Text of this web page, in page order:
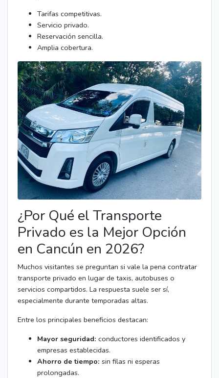
Tarifas competitivas.
Servicio privado.
Reservación sencilla.
Amplia cobertura.
¿Por Qué el Transporte
Privado es la Mejor Opción
en Cancún en 2026?
Muchos visitantes se preguntan si vale la pena contratar
transporte privado en lugar de taxis, autobuses o
servicios compartidos. La respuesta suele ser sí,
especialmente durante temporadas altas.
Entre los principales beneficios destacan:
Mayor seguridad: conductores identificados y
empresas establecidas.
Ahorro de tiempo: sin filas ni esperas
prolongadas.